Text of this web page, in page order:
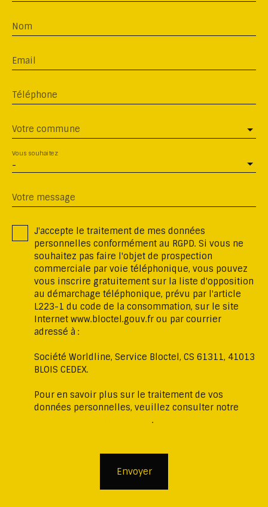
Nom
Email
Téléphone
Votre commune
-
Vous souhaitez
Votre message
J'accepte le traitement de mes données
personnelles conformément au RGPD. Si vous ne
souhaitez pas faire l'objet de prospection
commerciale par voie téléphonique, vous pouvez
vous inscrire gratuitement sur la liste d'opposition
au démarchage téléphonique, prévu par l'article
L223-1 du code de la consommation, sur le site
Internet www.bloctel.gouv.fr ou par courrier
adressé à :
Société Worldline, Service Bloctel, CS 61311, 41013
BLOIS CEDEX.
Pour en savoir plus sur le traitement de vos
données personnelles, veuillez consulter notre
.
Envoyer